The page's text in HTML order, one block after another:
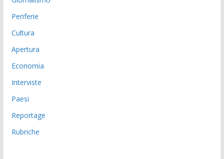
Periferie
Cultura
Apertura
Economia
Interviste
Paesi
Reportage
Rubriche